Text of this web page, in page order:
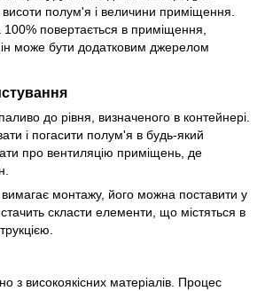
висоти полум'я і величини приміщення.
повертається в приміщення,
може бути додатковим джерелом
до рівня, визначеного в контейнері.
і погасити полум'я в будь-який
про вентиляцію приміщень, де
монтажу, його можна поставити у
скласти елементи, що містяться в
з високоякісних матеріалів. Процес